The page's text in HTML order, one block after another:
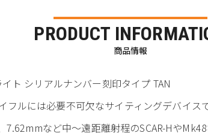
PRODUCT
商品情報
ト シリアルナンバー刻印タイプ TAN
フルには必要不可欠なサイティングデバイスで
など中～遠距離射程のSCAR-HやMk48